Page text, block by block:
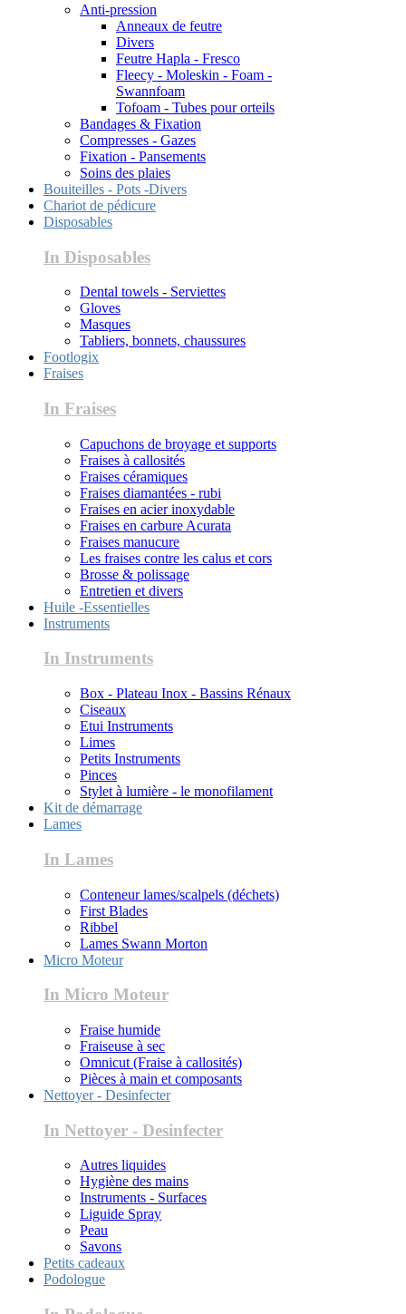
Anti-pression
Anneaux de feutre
Divers
Feutre Hapla - Fresco
Fleecy - Moleskin - Foam -
Swannfoam
Tofoam - Tubes pour orteils
Bandages & Fixation
Compresses - Gazes
Fixation - Pansements
Soins des plaies
Bouiteilles - Pots -Divers
Chariot de pédicure
Disposables
In Disposables
Dental towels - Serviettes
Gloves
Masques
Tabliers, bonnets, chaussures
Footlogix
Fraises
In Fraises
Capuchons de broyage et supports
Fraises à callosités
Fraises céramiques
Fraises diamantées - rubi
Fraises en acier inoxydable
Fraises en carbure Acurata
Fraises manucure
Les fraises contre les calus et cors
Brosse & polissage
Entretien et divers
Huile -Essentielles
Instruments
In Instruments
Box - Plateau Inox - Bassins Rénaux
Ciseaux
Etui Instruments
Limes
Petits Instruments
Pinces
Stylet à lumière - le monofilament
Kit de démarrage
Lames
In Lames
Conteneur lames/scalpels (déchets)
First Blades
Ribbel
Lames Swann Morton
Micro Moteur
In Micro Moteur
Fraise humide
Fraiseuse à sec
Omnicut (Fraise à callosités)
Pièces à main et composants
Nettoyer - Desinfecter
In Nettoyer - Desinfecter
Autres liquides
Hygiène des mains
Instruments - Surfaces
Liguide Spray
Peau
Savons
Petits cadeaux
Podologue